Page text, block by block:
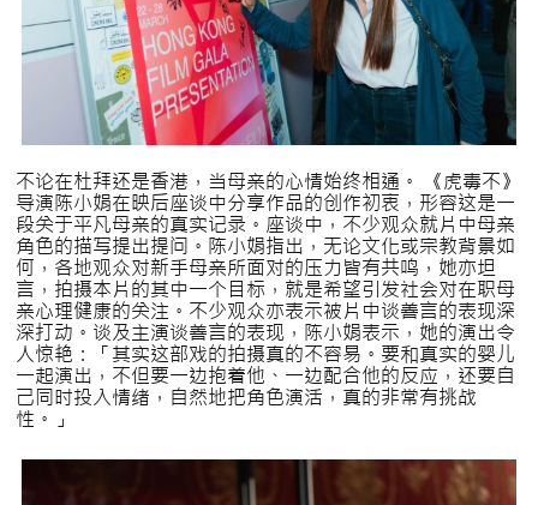
不论在杜拜还是香港，当母亲的心情始终相通。 《虎毒不》
导演陈小娟在映后座谈中分享作品的创作初衷，形容这是一
段关于平凡母亲的真实记录。座谈中，不少观众就片中母亲
角色的描写提出提问。陈小娟指出，无论文化或宗教背景如
何，各地观众对新手母亲所面对的压力皆有共鸣，她亦坦
言，拍摄本片的其中一个目标，就是希望引发社会对在职母
亲心理健康的关注。不少观众亦表示被片中谈善言的表现深
深打动。谈及主演谈善言的表现，陈小娟表示，她的演出令
人惊艳：「其实这部戏的拍摄真的不容易。要和真实的婴儿
一起演出，不但要一边抱着他、一边配合他的反应，还要自
己同时投入情绪，自然地把角色演活，真的非常有挑战
性。」